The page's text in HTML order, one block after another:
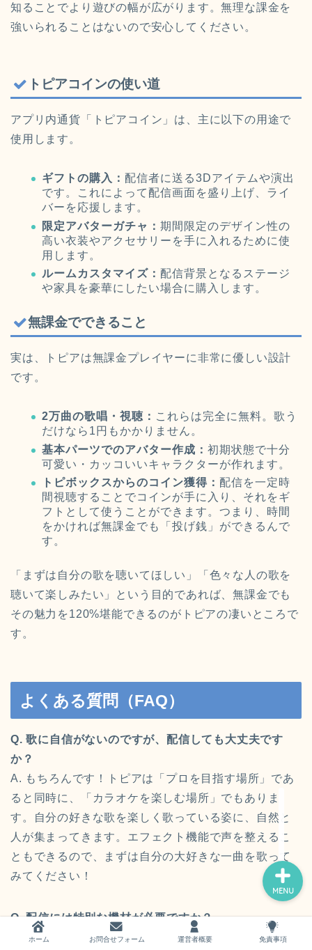
知ることでより遊びの幅が広がります。無理な課金を
強いられることはないので安心してください。
トピアコインの使い道
アプリ内通貨「トピアコイン」は、主に以下の用途で
使用します。
ギフトの購入： 配信者に送る3Dアイテムや演出
です。これによって配信画面を盛り上げ、ライ
バーを応援します。
限定アバターガチャ： 期間限定のデザイン性の
高い衣装やアクセサリーを手に入れるために使
用します。
ルームカスタマイズ： 配信背景となるステージ
や家具を豪華にしたい場合に購入します。
無課金でできること
実は、トピアは無課金プレイヤーに非常に優しい設計
です。
2万曲の歌唱・視聴： これらは完全に無料。歌う
だけなら1円もかかりません。
基本パーツでのアバター作成： 初期状態で十分
可愛い・カッコいいキャラクターが作れます。
トピボックスからのコイン獲得： 配信を一定時
間視聴することでコインが手に入り、それをギ
フトとして使うことができます。つまり、時間
をかければ無課金でも「投げ銭」ができるんで
す。
「まずは自分の歌を聴いてほしい」「色々な人の歌を
聴いて楽しみたい」という目的であれば、無課金でも
その魅力を120%堪能できるのがトピアの凄いところで
す。
よくある質問（FAQ）
Q. 歌に自信がないのですが、配信しても大丈夫です
か？
A. もちろんです！トピアは「プロを目指す場所」であ
ると同時に、「カラオケを楽しむ場所」でもありま
す。自分の好きな歌を楽しく歌っている姿に、自然と
人が集まってきます。エフェクト機能で声を整えるこ
ともできるので、まずは自分の大好きな一曲を歌って
みてください！
Q. 配信には特別な機材が必要ですか？
A. スマホ一つでOKです。ただ、歌の遅延をなくして最
ホーム お問合せフォーム 運営者概要 免責事項
MENU
ホーム
お問い合わせ
運営者概要